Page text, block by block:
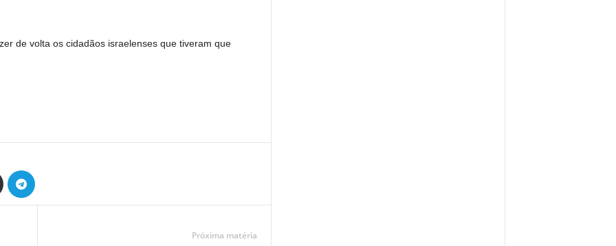
de volta os cidadãos israelenses que tiveram que
Próxima matéria